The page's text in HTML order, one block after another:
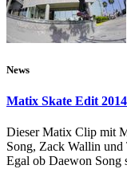
News
Matix Skate Edit 2014
Dieser Matix Clip mit
Song, Zack Wallin
Egal ob Daewon Song